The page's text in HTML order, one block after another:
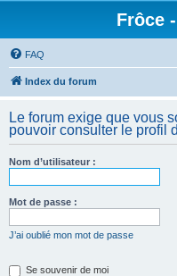
Frôce
FAQ
Index du forum
Le forum exige que vous
pouvoir consulter le profil
Nom d’utilisateur :
Mot de passe :
J’ai oublié mon mot de passe
Se souvenir de moi